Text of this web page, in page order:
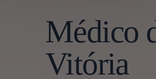
Médico
Vitória